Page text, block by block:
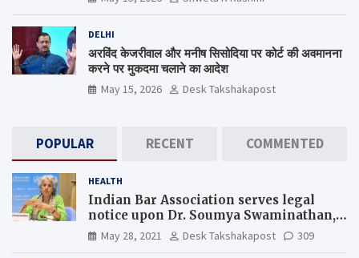
DELHI
अरविंद केजरीवाल और मनीष सिसोदिया पर कोर्ट की अवमानना
करने पर मुकदमा चलाने का आदेश
May 15, 2026 Desk Takshakapost
POPULAR RECENT COMMENTED
HEALTH
Indian Bar Association serves legal
notice upon Dr. Soumya Swaminathan,
the Chief Scientist, WHO
May 28, 2021 Desk Takshakapost 309